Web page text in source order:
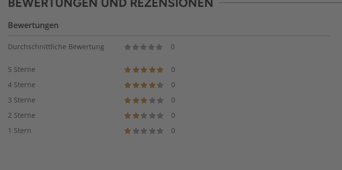
Bewertungen
Durchschnittliche Bewertung 0
5 Sterne
0
4 Sterne
0
3 Sterne
0
2 Sterne
0
1 Stern
0